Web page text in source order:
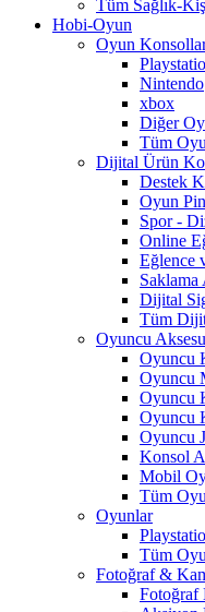
Tüm Sağlık-
Hobi-Oyun
Oyun
Nintendo
xbox
Diğer
Tüm
Dijital Ürün
Destek
Oyun
Spor -
Online
Eğlence
Saklama
Dijital
Tüm
Oyuncu
Oyuncu
Oyuncu
Oyuncu
Oyuncu
Oyuncu
Konsol
Mobil
Tüm
Oyunlar
Tüm
Fotoğraf &
Fotoğraf